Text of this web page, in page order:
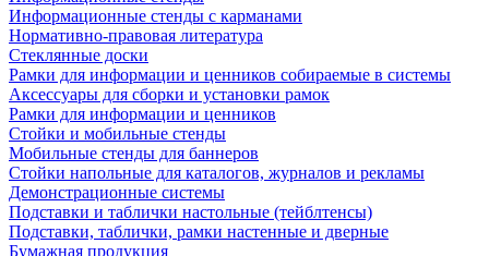
Информационные стенды с карманами
Нормативно-правовая литература
Стеклянные доски
Рамки для информации и ценников собираемые в системы
Аксессуары для сборки и установки рамок
Рамки для информации и ценников
Стойки и мобильные стенды
Мобильные стенды для баннеров
Стойки напольные для каталогов, журналов и рекламы
Демонстрационные системы
Подставки и таблички настольные (тейблтенсы)
Подставки, таблички, рамки настенные и дверные
Бумажная продукция